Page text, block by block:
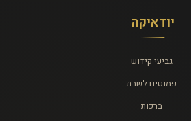
יודאיקה
גביעי קידוש
פמוטים לשבת
ברכות